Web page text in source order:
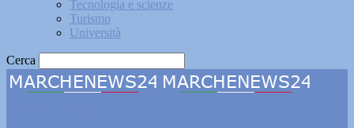
Tecnologia e scienze
Turismo
Università
Cerca